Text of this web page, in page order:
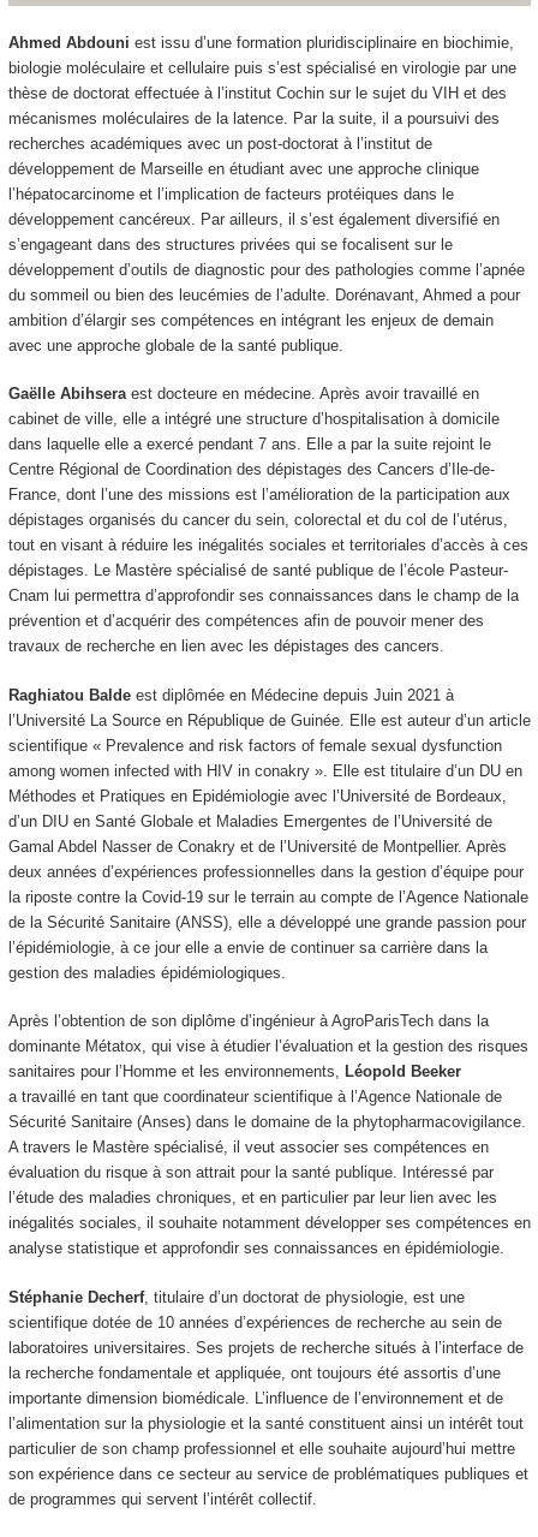
Ahmed Abdouni est issu d’une formation pluridisciplinaire en biochimie,
biologie moléculaire et cellulaire puis s’est spécialisé en virologie par une
thèse de doctorat effectuée à l’institut Cochin sur le sujet du VIH et des
mécanismes moléculaires de la latence. Par la suite, il a poursuivi des
recherches académiques avec un post-doctorat à l’institut de
développement de Marseille en étudiant avec une approche clinique
l’hépatocarcinome et l’implication de facteurs protéiques dans le
développement cancéreux. Par ailleurs, il s’est également diversifié en
s’engageant dans des structures privées qui se focalisent sur le
développement d’outils de diagnostic pour des pathologies comme l’apnée
du sommeil ou bien des leucémies de l’adulte. Dorénavant, Ahmed a pour
ambition d’élargir ses compétences en intégrant les enjeux de demain
avec une approche globale de la santé publique.
Gaëlle Abihseraest docteure en médecine. Après avoir travaillé en
cabinet de ville, elle a intégré une structure d’hospitalisation à domicile
dans laquelle elle a exercé pendant 7 ans. Elle a par la suite rejoint le
Centre Régional de Coordination des dépistages des Cancers d’Ile-de-
France, dont l’une des missions est l’amélioration de la participation aux
dépistages organisés du cancer du sein, colorectal et du col de l’utérus,
tout en visant à réduire les inégalités sociales et territoriales d’accès à ces
dépistages. Le Mastère spécialisé de santé publique de l’école Pasteur-
Cnam lui permettra d’approfondir ses connaissances dans le champ de la
prévention et d’acquérir des compétences afin de pouvoir mener des
travaux de recherche en lien avec les dépistages des cancers.
Raghiatou Baldeest diplômée en Médecine depuis Juin 2021 à
l’Université La Source en République de Guinée. Elle est auteur d’un article
scientifique « Prevalence and risk factors of female sexual dysfunction
among women infected with HIV in conakry ». Elle est titulaire d’un DU en
Méthodes et Pratiques en Epidémiologie avec l’Université de Bordeaux,
d’un DIU en Santé Globale et Maladies Emergentes de l’Université de
Gamal Abdel Nasser de Conakry et de l’Université de Montpellier. Après
deux années d’expériences professionnelles dans la gestion d’équipe pour
la riposte contre la Covid-19 sur le terrain au compte de l’Agence Nationale
de la Sécurité Sanitaire (ANSS), elle a développé une grande passion pour
l’épidémiologie, à ce jour elle a envie de continuer sa carrière dans la
gestion des maladies épidémiologiques.
Après l’obtention de son diplôme d’ingénieur à AgroParisTech dans la
dominante Métatox, qui vise à étudier l’évaluation et la gestion des risques
sanitaires pour l’Homme et les environnements, Léopold Beeker
a travaillé en tant que coordinateur scientifique à l’Agence Nationale de
Sécurité Sanitaire (Anses) dans le domaine de la phytopharmacovigilance.
A travers le Mastère spécialisé, il veut associer ses compétences en
évaluation du risque à son attrait pour la santé publique. Intéressé par
l’étude des maladies chroniques, et en particulier par leur lien avec les
inégalités sociales, il souhaite notamment développer ses compétences en
analyse statistique et approfondir ses connaissances en épidémiologie.
Stéphanie Decherf, titulaire d’un doctorat de physiologie, est une
scientifique dotée de 10 années d’expériences de recherche au sein de
laboratoires universitaires. Ses projets de recherche situés à l’interface de
la recherche fondamentale et appliquée, ont toujours été assortis d’une
importante dimension biomédicale. L’influence de l’environnement et de
l’alimentation sur la physiologie et la santé constituent ainsi un intérêt tout
particulier de son champ professionnel et elle souhaite aujourd’hui mettre
son expérience dans ce secteur au service de problématiques publiques et
de programmes qui servent l’intérêt collectif.